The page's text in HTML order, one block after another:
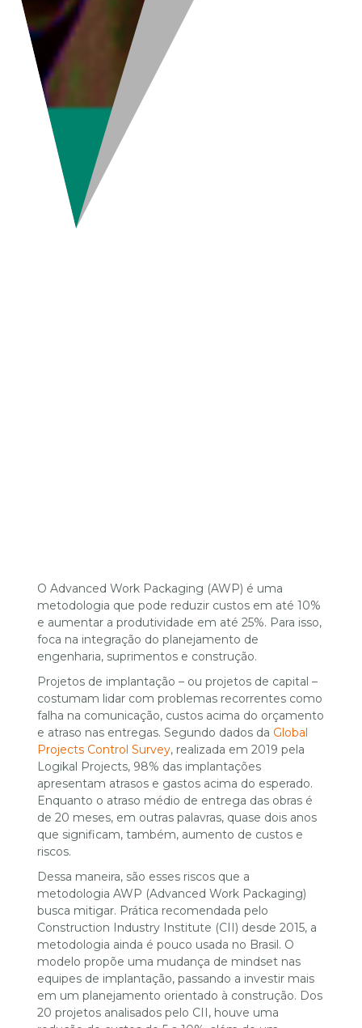
O Advanced Work Packaging (AWP) é uma
metodologia que pode reduzir custos em até 10%
e aumentar a produtividade em até 25%. Para isso,
foca na integração do planejamento de
engenharia, suprimentos e construção.
Projetos de implantação – ou projetos de capital –
costumam lidar com problemas recorrentes como
falha na comunicação, custos acima do orçamento
e atraso nas entregas. Segundo dados da Global
Projects Control Survey, realizada em 2019 pela
Logikal Projects, 98% das implantações
apresentam atrasos e gastos acima do esperado.
Enquanto o atraso médio de entrega das obras é
de 20 meses, em outras palavras, quase dois anos
que significam, também, aumento de custos e
riscos.
Dessa maneira, são esses riscos que a
metodologia AWP (Advanced Work Packaging)
busca mitigar. Prática recomendada pelo
Construction Industry Institute (CII) desde 2015, a
metodologia ainda é pouco usada no Brasil. O
modelo propõe uma mudança de mindset nas
equipes de implantação, passando a investir mais
em um planejamento orientado à construção. Dos
20 projetos analisados pelo CII, houve uma